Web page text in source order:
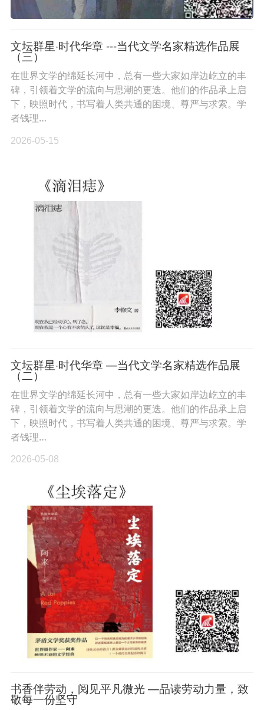
文坛群星·时代华章 ---当代文学名家精选作品展
（三）
在世界文学的绵延长河中，总有一些大家如岸边屹立的丰
碑，引领着文学的流向与思潮的更迭。他们的作品承上启
下，映照时代，书写着人类共通的困境、尊严与求索。学
者钱理…
2026-05-15
文坛群星·时代华章 —当代文学名家精选作品展
（二）
在世界文学的绵延长河中，总有一些大家如岸边屹立的丰
碑，引领着文学的流向与思潮的更迭。他们的作品承上启
下，映照时代，书写着人类共通的困境、尊严与求索。学
者钱理…
2026-05-08
书香伴劳动，阅见平凡微光 —品读劳动力量，致
敬每一份坚守